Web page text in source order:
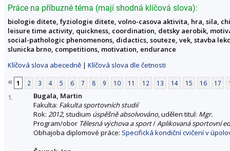
Práce na příbuzné téma (mají shodná klíčová slova):
biologie ditete, fyziologie ditete, volno-casova aktivita, hra, sila,
leisure time activity, quickness, coordination, detsky aerobik,
social-pathologic phenomenons, didactics, souteze, vek, stavba
slunicka brno, competitions, motivation, endurance
Klíčová slova abecedně | Klíčová slova dle četnosti
« 1 2 3 4 5 6 7 8 9 10 11 12 13 14 15 16 17
1.
Bugala, Martin
Fakulta: Fakulta sportovních studií
Rok: 2012, studium úspěšně absolvováno, udělen titul: Mgr.
Program/obor Tělesná výchova a sport/Aplikovaná sportovní
Obhajoba diplomové práce: Specifická kondiční cvičení v